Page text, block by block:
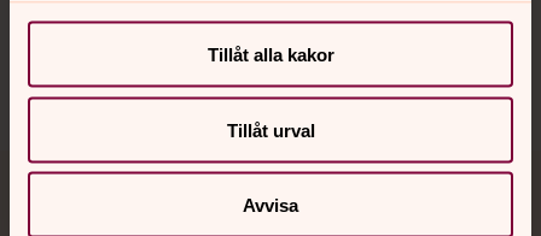
Tillåt alla kakor
Tillåt urval
Avvisa
Sociala kanaler
Jourhavande präst